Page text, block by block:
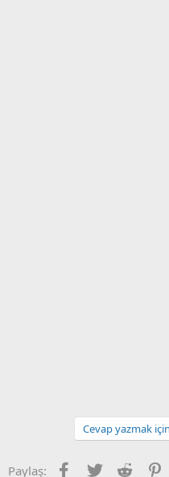
Cevap yazmak
Paylaş: Facebook
Twitter Reddit